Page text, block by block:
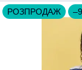
РОЗПРОДАЖ